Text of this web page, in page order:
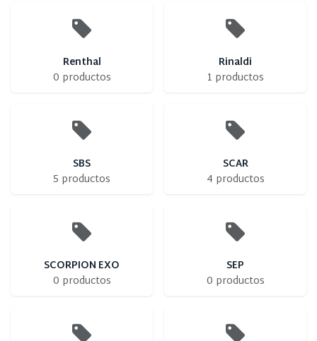
Renthal
0 productos
Rinaldi
1 productos
SBS
5 productos
SCAR
4 productos
SCORPION EXO
0 productos
SEP
0 productos